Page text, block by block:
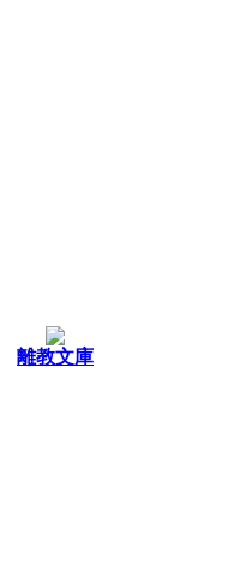
離教文庫